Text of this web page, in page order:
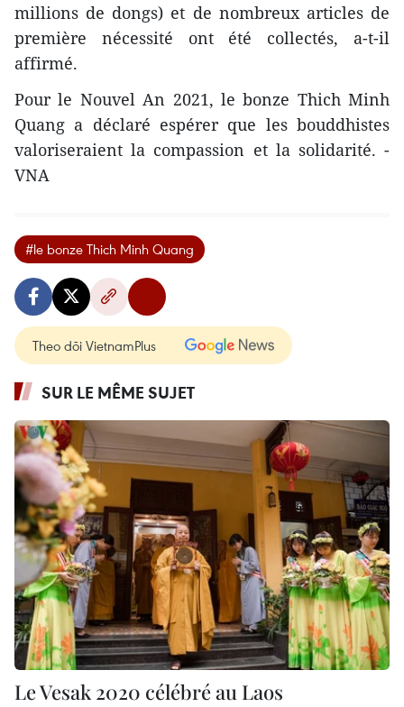
millions de dongs) et de nombreux articles de
première nécessité ont été collectés, a-t-il
affirmé.
Pour le Nouvel An 2021, le bonze Thich Minh
Quang a déclaré espérer que les bouddhistes
valoriseraient la compassion et la solidarité. -
VNA
#le bonze Thich Minh Quang
Theo dõi VietnamPlus
SUR LE MÊME SUJET
Le Vesak 2020 célébré au Laos